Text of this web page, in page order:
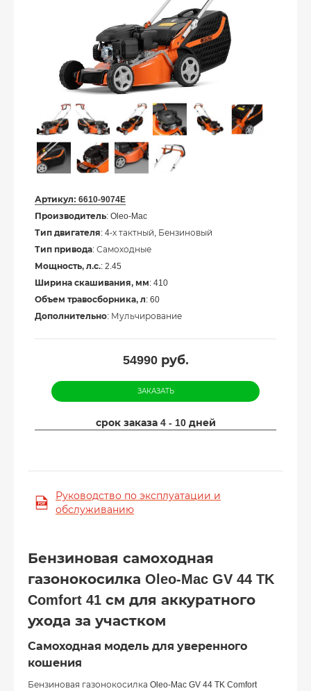
Артикул: 6610-9074E
Производитель: Oleo-Mac
Тип двигателя: 4-х тактный, Бензиновый
Тип привода: Самоходные
Мощность, л.с.: 2.45
Ширина скашивания, мм: 410
Объем травосборника, л: 60
Дополнительно: Мульчирование
54990руб.
ЗАКАЗАТЬ
срок заказа 4 - 10 дней
Руководство по эксплуатации и
обслуживанию
Бензиновая самоходная
газонокосилка Oleo-Mac GV 44 TK
Comfort 41 см для аккуратного
ухода за участком
Самоходная модель для уверенного
кошения
Бензиновая газонокосилка Oleo-Mac GV 44 TK Comfort